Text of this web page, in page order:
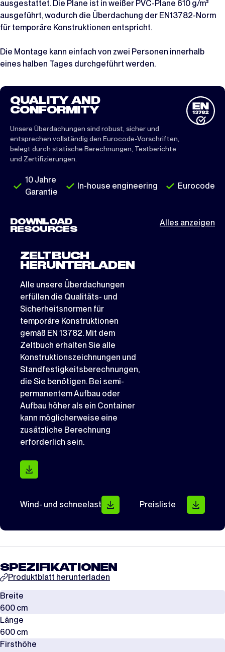
ausgestattet. Die Plane ist in weißer PVC-Plane 610 g/m²
ausgeführt, wodurch die Überdachung der EN13782-Norm
für temporäre Konstruktionen entspricht.
Die Montage kann einfach von zwei Personen innerhalb
eines halben Tages durchgeführt werden.
QUALITY AND
CONFORMITY
Unsere Überdachungen sind robust, sicher und
entsprechen vollständig den Eurocode-Vorschriften,
belegt durch statische Berechnungen, Testberichte
und Zertifizierungen.
10 Jahre
Garantie
In-house engineering Eurocode
DOWNLOAD
RESOURCES
Alles anzeigen
ZELTBUCH
HERUNTERLADEN
Alle unsere Überdachungen
erfüllen die Qualitäts- und
Sicherheitsnormen für
temporäre Konstruktionen
gemäß EN 13782. Mit dem
Zeltbuch erhalten Sie alle
Konstruktionszeichnungen und
Standfestigkeitsberechnungen,
die Sie benötigen. Bei semi-
permanentem Aufbau oder
Aufbau höher als ein Container
kann möglicherweise eine
zusätzliche Berechnung
erforderlich sein.
Wind- und schneelast Preisliste
SPEZIFIKATIONEN
Produktblatt herunterladen
Breite
600 cm
Länge
600 cm
Firsthöhe